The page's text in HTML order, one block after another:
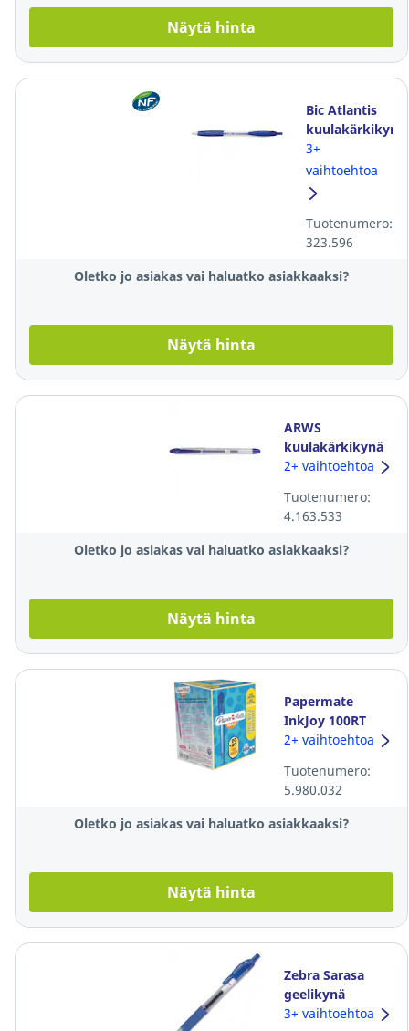
Näytä hinta
Bic Atlantis
kuulakärkikynä
mekanismilla
0,32mm
medium
sininen
3+
vaihtoehtoa
Tuotenumero:
323.596
Oletko jo asiakas vai haluatko asiakkaaksi?
Näytä hinta
ARWS
kuulakärkikynä
korkilla 0,5mm
2+ vaihtoehtoa
Tuotenumero:
4.163.533
Oletko jo asiakas vai haluatko asiakkaaksi?
Näytä hinta
Papermate
InkJoy 100RT
kuulakärkikynä
0,3mm sininen,1
kpl=100 kynää
2+ vaihtoehtoa
Tuotenumero:
5.980.032
Oletko jo asiakas vai haluatko asiakkaaksi?
Näytä hinta
Zebra Sarasa
geelikynä
mekanismilla
3+ vaihtoehtoa